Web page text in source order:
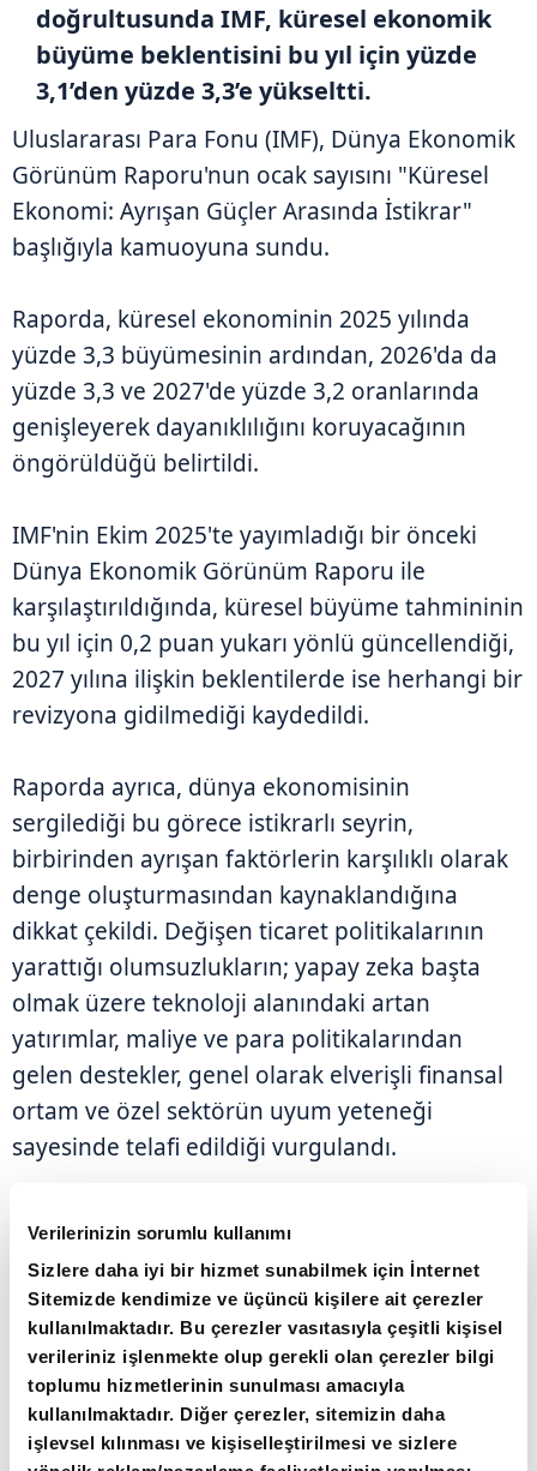
Verilerinizin sorumlu kullanımı
Sizlere daha iyi bir hizmet sunabilmek için İnternet
Sitemizde kendimize ve üçüncü kişilere ait çerezler
kullanılmaktadır. Bu çerezler vasıtasıyla çeşitli kişisel
verileriniz işlenmekte olup gerekli olan çerezler bilgi
toplumu hizmetlerinin sunulması amacıyla
kullanılmaktadır. Diğer çerezler, sitemizin daha
işlevsel kılınması ve kişiselleştirilmesi ve sizlere
doğrultusunda IMF, küresel ekonomik
büyüme beklentisini bu yıl için yüzde
3,1’den yüzde 3,3’e yükseltti.
Uluslararası Para Fonu (IMF), Dünya Ekonomik
Görünüm Raporu'nun ocak sayısını "Küresel
Ekonomi: Ayrışan Güçler Arasında İstikrar"
başlığıyla kamuoyuna sundu.
Raporda, küresel ekonominin 2025 yılında
yüzde 3,3 büyümesinin ardından, 2026'da da
yüzde 3,3 ve 2027'de yüzde 3,2 oranlarında
genişleyerek dayanıklılığını koruyacağının
öngörüldüğü belirtildi.
IMF'nin Ekim 2025'te yayımladığı bir önceki
Dünya Ekonomik Görünüm Raporu ile
karşılaştırıldığında, küresel büyüme tahmininin
bu yıl için 0,2 puan yukarı yönlü güncellendiği,
2027 yılına ilişkin beklentilerde ise herhangi bir
revizyona gidilmediği kaydedildi.
Raporda ayrıca, dünya ekonomisinin
sergilediği bu görece istikrarlı seyrin,
birbirinden ayrışan faktörlerin karşılıklı olarak
denge oluşturmasından kaynaklandığına
dikkat çekildi. Değişen ticaret politikalarının
yarattığı olumsuzlukların; yapay zeka başta
olmak üzere teknoloji alanındaki artan
yatırımlar, maliye ve para politikalarından
gelen destekler, genel olarak elverişli finansal
ortam ve özel sektörün uyum yeteneği
sayesinde telafi edildiği vurgulandı.